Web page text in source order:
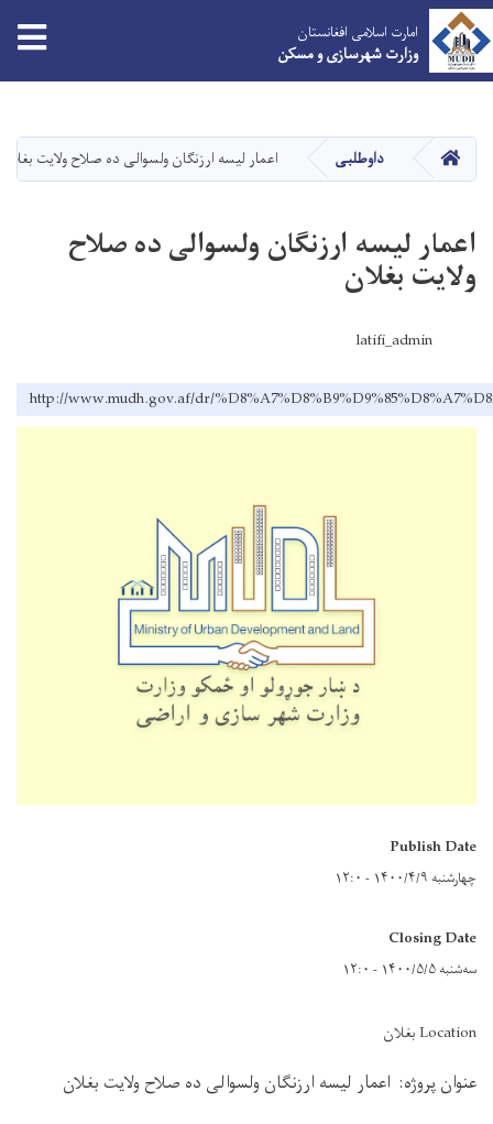
main
content
امارت اسلامی افغانستان
وزارت شهرسازی و مسکن
HOME داوطلبی اعمار لیسه ارزنگان ولسوالی ده صلاح ولایت بغلان
اعمار لیسه ارزنگان ولسوالی ده صلاح
ولایت بغلان
latifi_admin
http://www.mudh.gov.af/dr/
Publish Date
چهارشنبه ۱۴۰۰/۴/۹ - ۱۲:۰
Closing Date
سه‌شنبه ۱۴۰۰/۵/۵ - ۱۲:۰
Location بغلان
عنوان پروژه: اعمار لیسه ارزنگان ولسوالی ده صلاح ولایت بغلان